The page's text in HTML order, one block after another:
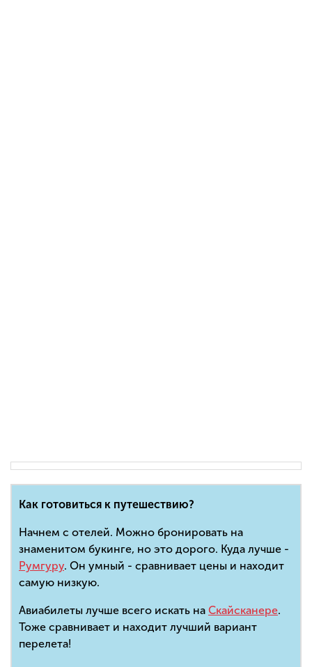
Как готовиться к путешествию?
Начнем с отелей. Можно бронировать на
знаменитом букинге, но это дорого. Куда лучше -
Румгуру. Он умный - сравнивает цены и находит
самую низкую.
Авиабилеты лучше всего искать на Скайсканере.
Тоже сравнивает и находит лучший вариант
перелета!